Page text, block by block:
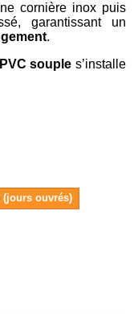
cornière inox puis
garantissant un
.
souple s’installe
(jours ouvrés)